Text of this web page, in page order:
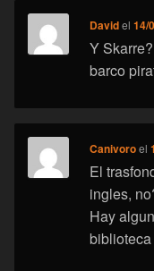
Davidel14/
Y
barco
Canivoroel
El
ingles,
Hay